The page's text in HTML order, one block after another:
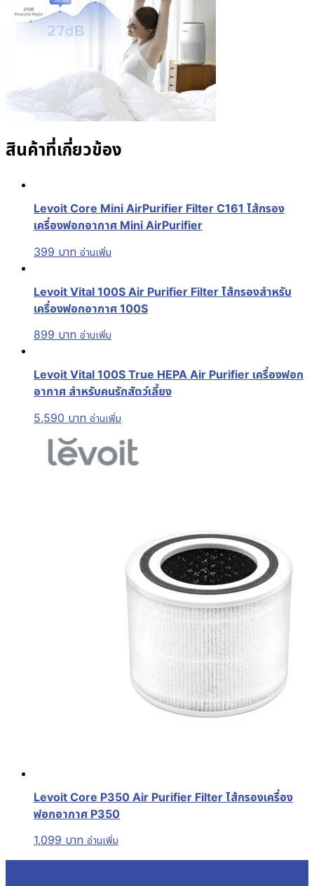
สินค้าที่เกี่ยวข้อง
Levoit Core Mini AirPurifier Filter C161 ไส้กรอง
เครื่องฟอกอากาศ Mini AirPurifier
399 บาท อ่านเพิ่ม
Levoit Vital 100S Air Purifier Filter ไส้กรองสำหรับ
เครื่องฟอกอากาศ 100S
899 บาท อ่านเพิ่ม
Levoit Vital 100S True HEPA Air Purifier เครื่องฟอก
อากาศ สำหรับคนรักสัตว์เลี้ยง
5,590 บาท อ่านเพิ่ม
Levoit Core P350 Air Purifier Filter ไส้กรองเครื่อง
ฟอกอากาศ P350
1,099 บาท อ่านเพิ่ม